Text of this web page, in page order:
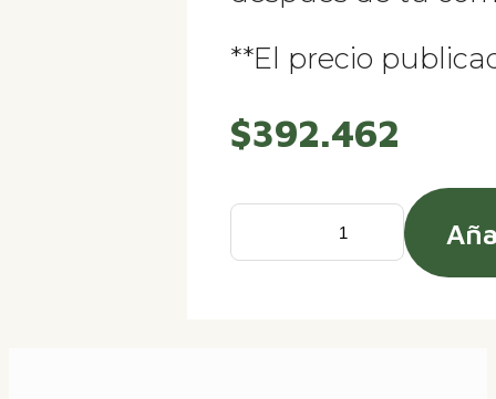
**El precio
$392.462
Arnés